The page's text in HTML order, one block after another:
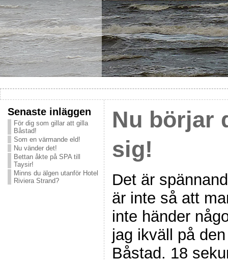
Senaste inläggen
För dig som gillar att gilla
Båstad!
Som en värmande eld!
Nu vänder det!
Bettan åkte på SPA till
Taysir!
Minns du älgen utanför Hotel
Riviera Strand?
Nu börjar
sig!
Det är
är inte så att
inte händer
jag ikväll på
Båstad. 18